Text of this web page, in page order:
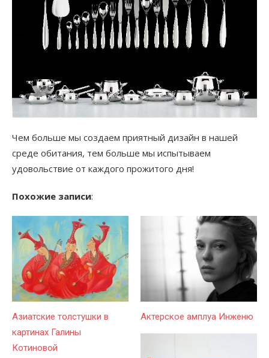
Чем больше мы создаем приятный дизайн в нашей
среде обитания, тем больше мы испытываем
удовольствие от каждого прожитого дня!
Похожие записи:
Азиатские толстушки в
картинах Галины
Котиновой
Актерское амплуа Инженю